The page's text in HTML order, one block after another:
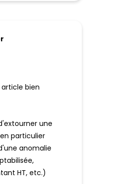
bien
une
particulier
anomalie
HT, etc.)